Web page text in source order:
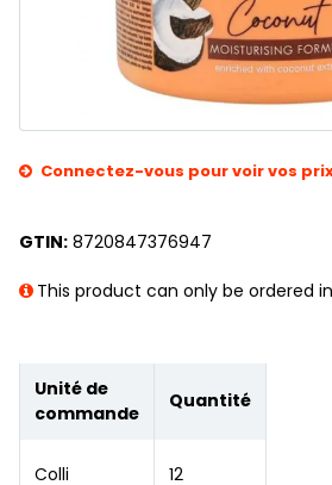
Connectez-vous pour voir vos
GTIN: 8720847376947
This product can only be ordered
Unité de
commande
Quantité
Colli 12